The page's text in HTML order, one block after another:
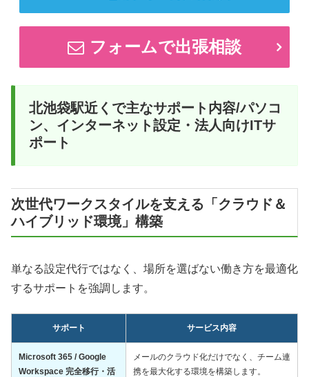
フォームで出張相談
北池袋駅近くで主なサポート内容/パソコ
ン、インターネット設定・法人向けITサ
ポート
次世代ワークスタイルを支える「クラウド＆
ハイブリッド環境」構築
単なる設定代行ではなく、場所を選ばない働き方を最適化
するサポートを強調します。
サポート サービス内容
Microsoft 365 / Google
Workspace 完全移行・活
メールのクラウド化だけでなく、チーム連
携を最大化する環境を構築します。